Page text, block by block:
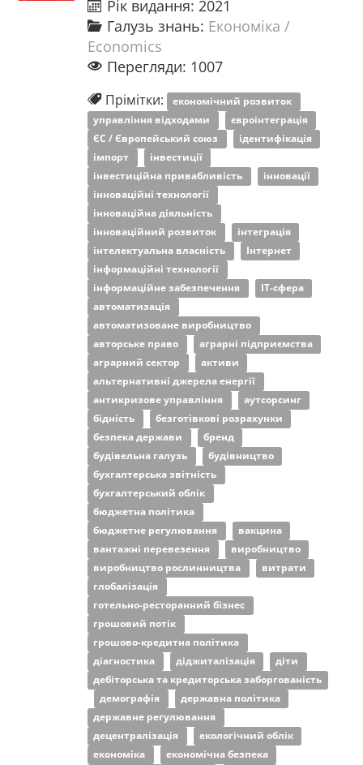
Рік видання: 2021
Галузь знань: Економіка /
Economics
Перегляди: 1007
Прімітки: економічний розвиток
управління відходами
євроінтеграція
ЄС / Європейський союз
ідентифікація
імпорт
інвестиції
інвестиційна привабливість
інновації
інноваційні технології
інноваційна діяльність
інноваційний розвиток
інтеграція
інтелектуальна власність
Інтернет
інформаційні технології
інформаційне забезпечення
ІТ-сфера
автоматизація
автоматизоване виробництво
авторське право
аграрні підприємства
аграрний сектор
активи
альтернативні джерела енергії
антикризове управління
аутсорсинг
бідність
безготівкові розрахунки
безпека держави
бренд
будівельна галузь
будівництво
бухгалтерська звітність
бухгалтерський облік
бюджетна політика
бюджетне регулювання
вакцина
вантажні перевезення
виробництво
виробництво рослинництва
витрати
глобалізація
готельно-ресторанний бізнес
грошовий потік
грошово-кредитна політика
діагностика
діджиталізація
діти
дебіторська та кредиторська заборгованість
демографія
державна політика
державне регулювання
децентралізація
екологічний облік
економіка
економічна безпека